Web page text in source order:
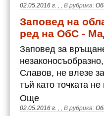
02.05.2016 г. , , В рубрика:
Заповед на
ред на ОбС -
Заповед за
Славов, не влезе
тъй като точката
02.05.2016 г. , , В рубрика:
Още